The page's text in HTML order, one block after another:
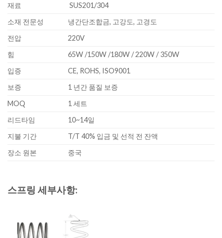
재료
SUS201/304
소재 전문성
냉간단조합금, 고강도, 고경도
전압
220V
힘
65W /150W /180W / 220W / 350W
입증
CE, ROHS, ISO9001
보증
1 년간 품질 보증
MOQ
1 세트
리드타임
10~14일
지불 기간
T/T 40% 입금 및 선적 전 잔액
장소 원본
중국
스프링 세부사항: